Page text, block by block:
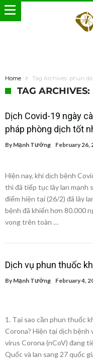
Home Tag Archives: phun
TAG
Dịch Covid-19 ngày
pháp phòng dịch tốt
By Mạnh Tưởng February 26,
Hiện nay, khi dịch bệnh
thì đã tiếp tục lây lan mạnh
điểm hiện tại (26/2) đã lây
bệnh đã khiến hơn 80.000
vong trên toàn …
Dịch vụ phun thuốc
By Mạnh Tưởng February 4,
1. Tại sao cần phun thuốc
Corona? Hiện tại dịch bệnh
virus Corona (nCoV) đang
Quốc và lan sang 27 quốc